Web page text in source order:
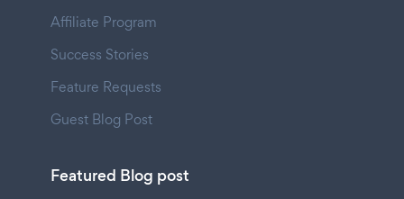
Affiliate Program
Success Stories
Feature Requests
Guest Blog Post
Featured Blog post